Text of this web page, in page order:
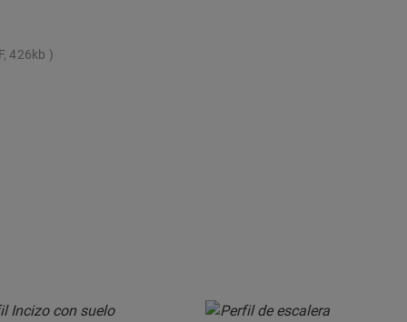
426kb